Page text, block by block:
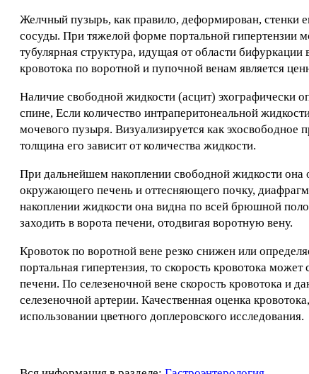
Желчный пузырь, как правило, деформирован, стенки
сосуды. При тяжелой форме портальной гипертензии
тубулярная структура, идущая от области
кровотока по воротной и пупочной венам является
Наличие свободной жидкости (асцит) эхографически
спине, Если количество интраперитонеальной
мочевого пузыря. Визуализируется как
толщина его зависит от количества жидкости.
При дальнейшем накоплении свободной жидкости она
окружающего печень и оттесняющего почку,
накоплении жидкости она видна по всей брюшной
заходить в ворота печени, отодвигая воротную вену.
Кровоток по воротной вене резко снижен или
портальная гипертензия, то скорость кровотока
печени. По селезеночной вене скорость кровотока и
селезеночной артерии. Качественная оценка
использовании цветного доплеровского исследования.